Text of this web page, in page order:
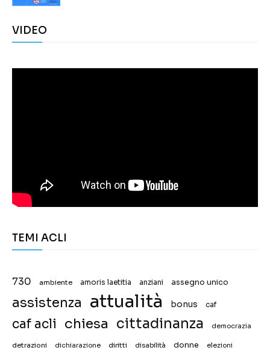
VIDEO
TEMI ACLI
730 ambiente amoris laetitia anziani assegno unico
assistenza attualità bonus caf
caf acli chiesa cittadinanza democrazia
detrazioni dichiarazione diritti disabilità donne elezioni